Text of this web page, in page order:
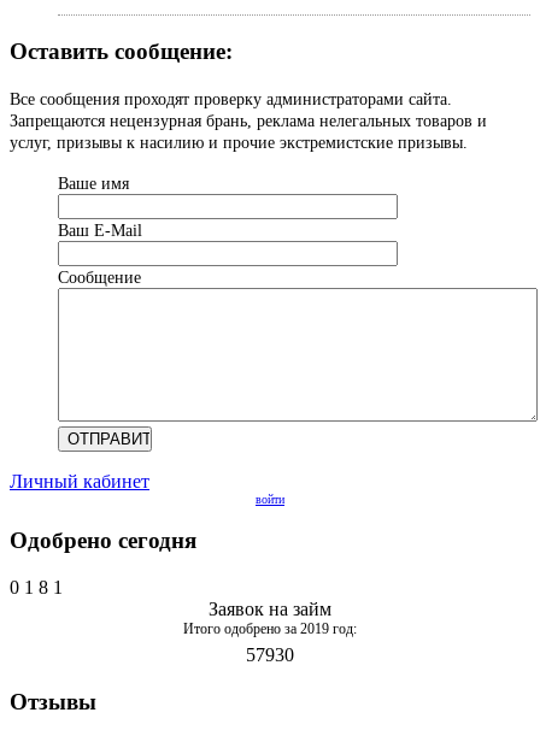
Оставить сообщение:
Все сообщения проходят проверку администраторами сайта.
Запрещаются нецензурная брань, реклама нелегальных товаров и
услуг, призывы к насилию и прочие экстремистские призывы.
Ваше имя
Ваш Е-Mail
Сообщение
Личный кабинет
войти
Одобрено сегодня
0 1 8 1
Заявок на займ
Итого одобрено за 2019 год:
57930
Отзывы